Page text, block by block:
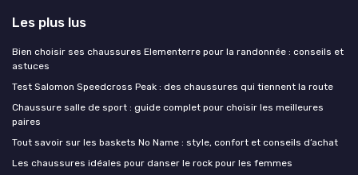
Les plus lus
Bien choisir ses chaussures Elementerre pour la randonnée : conseils et
astuces
Test Salomon Speedcross Peak : des chaussures qui tiennent la route
Chaussure salle de sport : guide complet pour choisir les meilleures
paires
Tout savoir sur les baskets No Name : style, confort et conseils d’achat
Les chaussures idéales pour danser le rock pour les femmes